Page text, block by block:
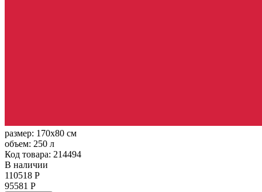
размер: 170x80 см
объем: 250 л
Код товара: 214494
В наличии
110518 Р
95581 Р